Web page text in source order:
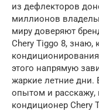
из дефлекторов
миллионов
миру доверяют
Chery Tiggo 8, знаю,
этого напрямую
жаркие летние дни.
опытом и расскажу,
кондиционер Chery